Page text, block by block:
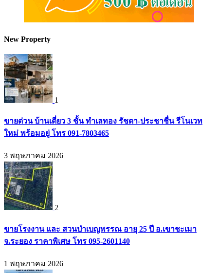
New Property
1
ขายด่วน บ้านเดี่ยว 3 ชั้น ทำเลทอง รัชดา-ประชาชื่น รีโนเวท
ใหม่ พร้อมอยู่ โทร 091-7803465
3 พฤษภาคม 2026
2
ขายโรงงาน และ สวนป่าเบญพรรณ อายุ 25 ปี อ.เขาชะเมา
จ.ระยอง ราคาพิเศษ โทร 095-2601140
1 พฤษภาคม 2026